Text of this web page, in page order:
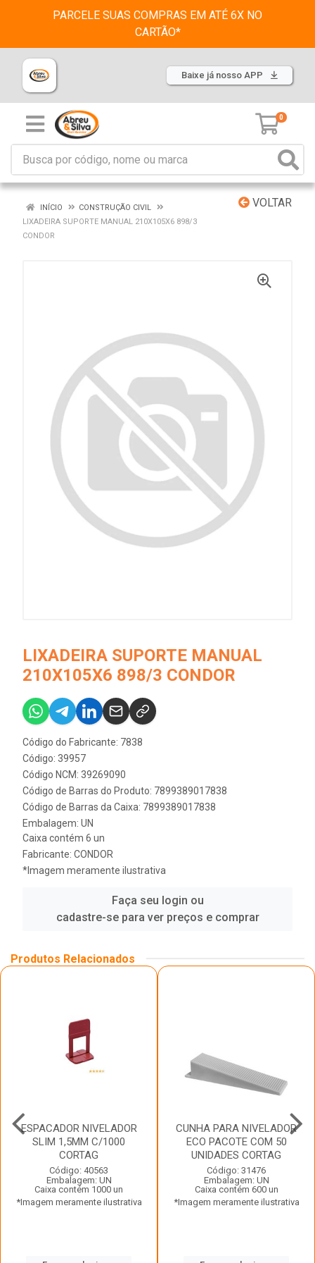
PARCELE SUAS COMPRAS EM ATÉ 6X NO
CARTÃO*
Baixe já nosso APP
0
VOLTAR
INÍCIO
CONSTRUÇÃO CIVIL
LIXADEIRA SUPORTE MANUAL 210X105X6 898/3
CONDOR
LIXADEIRA SUPORTE MANUAL
210X105X6 898/3 CONDOR
Código do Fabricante: 7838
Código: 39957
Código NCM: 39269090
Código de Barras do Produto: 7899389017838
Código de Barras da Caixa: 7899389017838
Embalagem: UN
Caixa contém 6 un
Fabricante: CONDOR
*Imagem meramente ilustrativa
Faça seu login ou
cadastre-se para ver preços e comprar
Produtos Relacionados
ESPACADOR NIVELADOR
SLIM 1,5MM C/1000
CORTAG
Código: 40563
Embalagem: UN
Caixa contém 1000 un
*Imagem meramente ilustrativa
CUNHA PARA NIVELADOR
ECO PACOTE COM 50
UNIDADES CORTAG
Código: 31476
Embalagem: UN
Caixa contém 600 un
*Imagem meramente ilustrativa